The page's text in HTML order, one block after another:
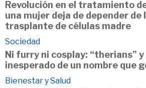
Revolución en el tratamiento
una mujer deja de depender
trasplante de células madre
Sociedad
Ni furry ni cosplay: “therians”
inesperado de un nombre que
Bienestar y Salud